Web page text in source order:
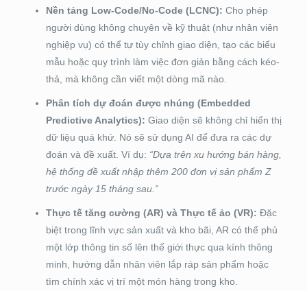
Nền tảng Low-Code/No-Code (LCNC): Cho phép
người dùng không chuyên về kỹ thuật (như nhân viên
nghiệp vụ) có thể tự tùy chỉnh giao diện, tạo các biểu
mẫu hoặc quy trình làm việc đơn giản bằng cách kéo-
thả, mà không cần viết một dòng mã nào.
Phân tích dự đoán được nhúng (Embedded
Predictive Analytics): Giao diện sẽ không chỉ hiển thị
dữ liệu quá khứ. Nó sẽ sử dụng AI để đưa ra các dự
đoán và đề xuất. Ví dụ: “Dựa trên xu hướng bán hàng,
hệ thống đề xuất nhập thêm 200 đơn vị sản phẩm Z
trước ngày 15 tháng sau.”
Thực tế tăng cường (AR) và Thực tế ảo (VR): Đặc
biệt trong lĩnh vực sản xuất và kho bãi, AR có thể phủ
một lớp thông tin số lên thế giới thực qua kính thông
minh, hướng dẫn nhân viên lắp ráp sản phẩm hoặc
tìm chính xác vị trí một món hàng trong kho.